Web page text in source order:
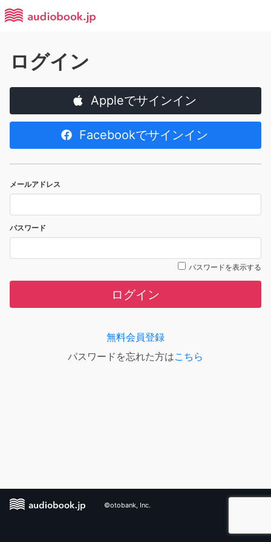
ログイン
Appleでサインイン
Facebookでサインイン
メールアドレス
パスワード
パスワードを表示する
ログイン
無料会員登録
パスワードを忘れた方はこちら
©otobank, Inc.